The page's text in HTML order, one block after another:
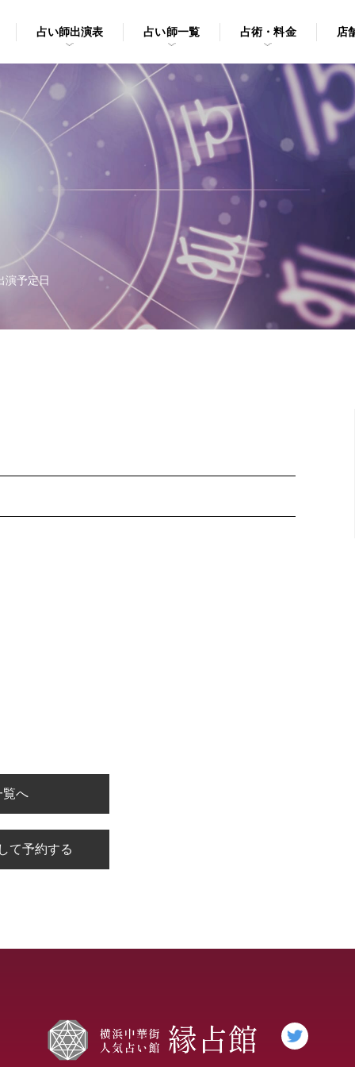
占い師出演表 占い師一覧 占術・料金 店
演予定日
覧へ
て予約する